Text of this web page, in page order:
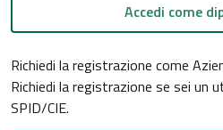
Accedi come
Richiedi la registrazione come
Richiedi la registrazione se sei un
SPID/CIE.